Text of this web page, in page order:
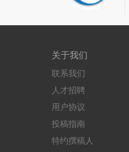
关于我们
联系我们
人才招聘
用户协议
投稿指南
特约撰稿人